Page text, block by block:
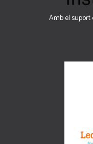
Amb el suport